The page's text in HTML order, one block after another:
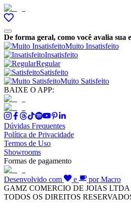
De forma geral, como você avalia sua
Muito Insatisfeito
Insatisfeito
Regular
Satisfeito
Muito Satisfeito
BAIXE O APP:
Dúvidas Frequentes
Política de Privacidade
Termos de Uso
Showrooms
Formas de pagamento
Desenvolvido com e
por Macro
GAMZ COMERCIO DE JOIAS LTDA
TODOS OS DIREITOS